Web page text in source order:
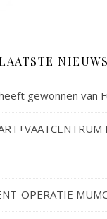
NIEUWS
gewonnen van
OPERATIE